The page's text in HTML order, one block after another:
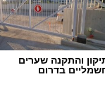
והתקנה שערים
בדרום